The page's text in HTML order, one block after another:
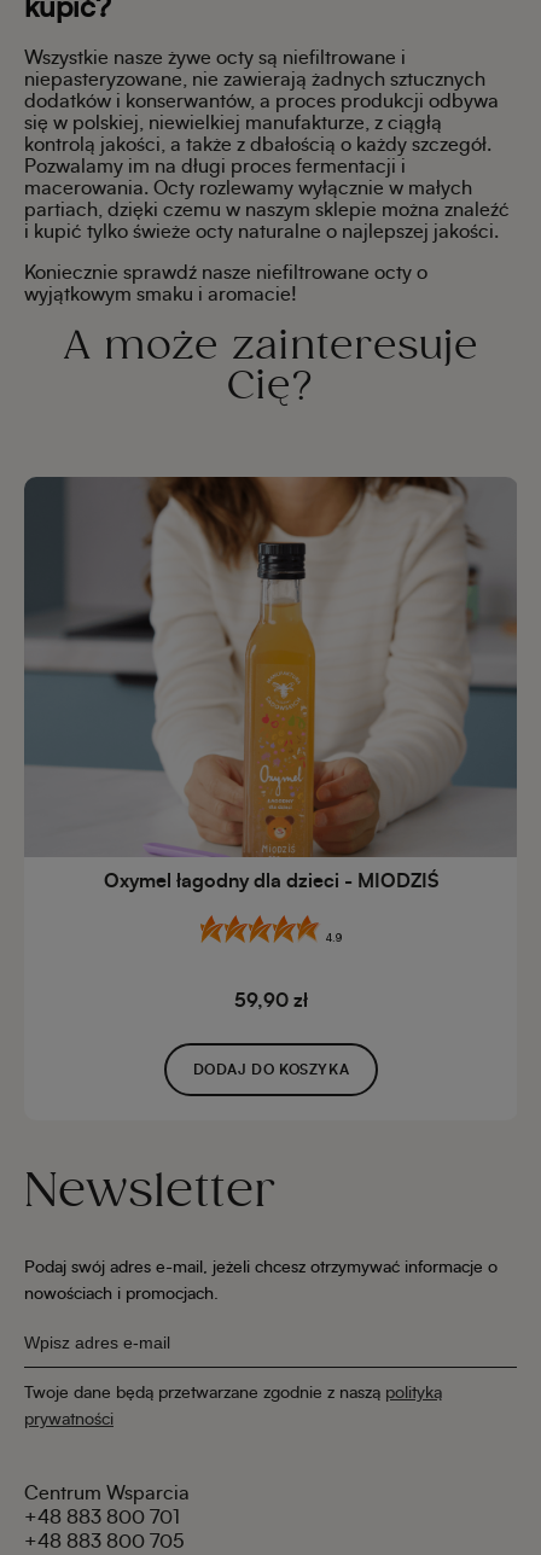
kupić?
Wszystkie nasze żywe octy są niefiltrowane i
niepasteryzowane, nie zawierają żadnych sztucznych
dodatków i konserwantów, a proces produkcji odbywa
się w polskiej, niewielkiej manufakturze, z ciągłą
kontrolą jakości, a także z dbałością o każdy szczegół.
Pozwalamy im na długi proces fermentacji i
macerowania. Octy rozlewamy wyłącznie w małych
partiach, dzięki czemu w naszym sklepie można znaleźć
i kupić tylko świeże octy naturalne o najlepszej jakości.
Koniecznie sprawdź nasze niefiltrowane octy o
wyjątkowym smaku i aromacie!
A może zainteresuje
Cię?
Oxymel łagodny dla dzieci - MIODZIŚ
4.9
59,90 zł
DODAJ DO KOSZYKA
Newsletter
Podaj swój adres e-mail, jeżeli chcesz otrzymywać informacje o
nowościach i promocjach.
Twoje dane będą przetwarzane zgodnie z naszą polityką
prywatności
Centrum Wsparcia
+48 883 800 701
+48 883 800 705